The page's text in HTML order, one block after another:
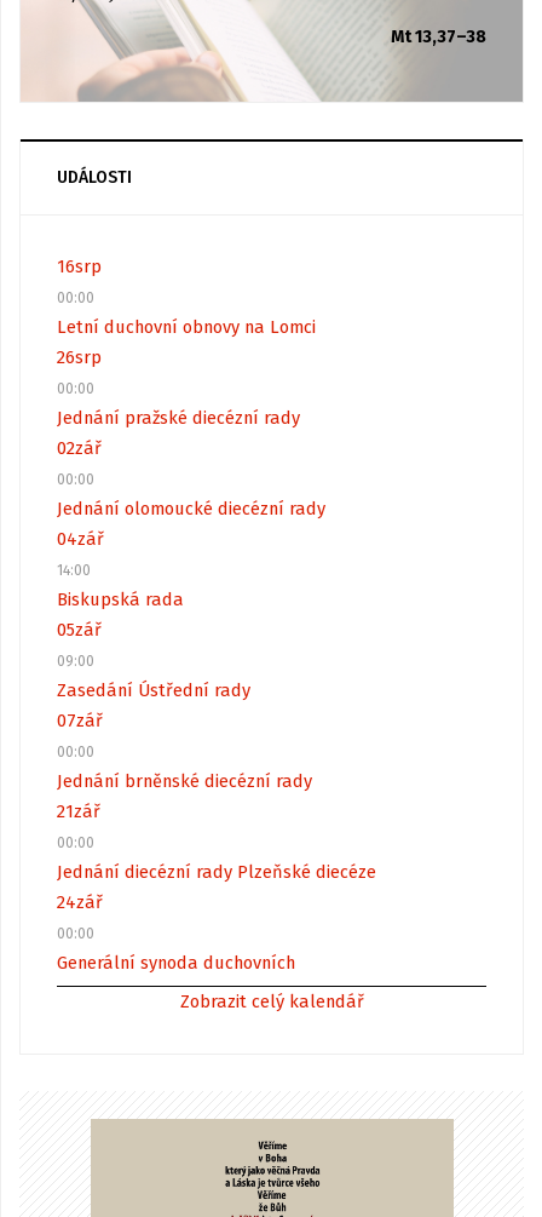
Mt 13,37–38
UDÁLOSTI
16srp
00:00
Letní duchovní obnovy na Lomci
26srp
00:00
Jednání pražské diecézní rady
02zář
00:00
Jednání olomoucké diecézní rady
04zář
14:00
Biskupská rada
05zář
09:00
Zasedání Ústřední rady
07zář
00:00
Jednání brněnské diecézní rady
21zář
00:00
Jednání diecézní rady Plzeňské diecéze
24zář
00:00
Generální synoda duchovních
Zobrazit celý kalendář